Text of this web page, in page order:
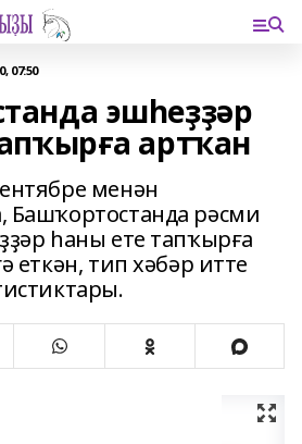
07:50
эшһеҙҙәр
артҡан
менән
Башҡортостанда рәсми
һаны ете тапҡырға
еткән, тип хәбәр итте